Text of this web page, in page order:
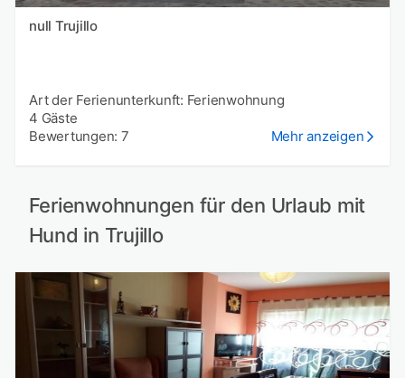
null Trujillo
Art der Ferienunterkunft: Ferienwohnung
4 Gäste
Bewertungen: 7
Mehr anzeigen
Ferienwohnungen für den Urlaub mit
Hund in Trujillo